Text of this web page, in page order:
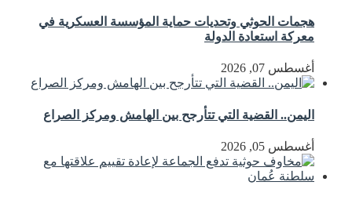
هجمات الحوثي وتحديات حماية المؤسسة العسكرية في
معركة استعادة الدولة
أغسطس 07, 2026
اليمن.. القضية التي تتأرجح بين الهامش ومركز الصراع
أغسطس 05, 2026